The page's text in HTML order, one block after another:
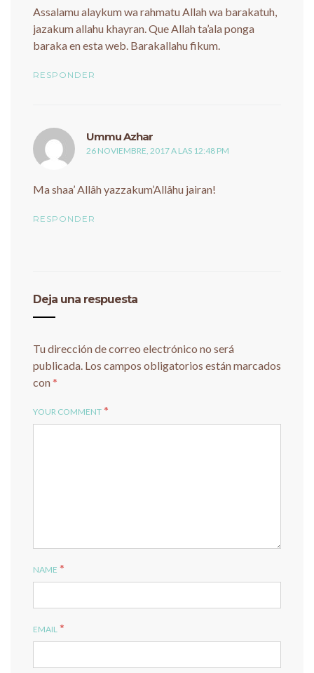
Assalamu alaykum wa rahmatu Allah wa barakatuh,
jazakum allahu khayran. Que Allah ta’ala ponga
baraka en esta web. Barakallahu fikum.
RESPONDER
Ummu Azhar
26 NOVIEMBRE, 2017 A LAS 12:48 PM
Ma shaa’ Allâh yazzakum’Allâhu jairan!
RESPONDER
Deja una respuesta
Tu dirección de correo electrónico no será
publicada. Los campos obligatorios están marcados
con*
YOUR COMMENT *
NAME *
EMAIL *